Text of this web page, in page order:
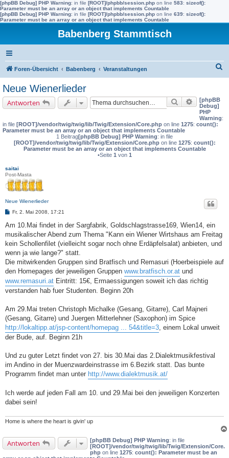
[phpBB Debug] PHP Warning: in file [ROOT]/phpbb/session.php on line 583: sizeof():
Parameter must be an array or an object that implements Countable
[phpBB Debug] PHP Warning: in file [ROOT]/phpbb/session.php on line 639: sizeof():
Parameter must be an array or an object that implements Countable
Babenberg Stammtisch
Foren-Übersicht Babenberg Veranstaltungen
Neue Wienerlieder
Antworten Suche Erweiterte
[phpBB
Debug]
PHP
Warning:
in file [ROOT]/vendor/twig/twig/lib/Twig/Extension/Core.php on line 1275: count():
Parameter must be an array or an object that implements Countable
1 Beitrag[phpBB Debug] PHP Warning: in file
[ROOT]/vendor/twig/twig/lib/Twig/Extension/Core.phpon line 1275: count():
Parameter must be an array or an object that implements Countable
•Seite 1 von 1
saitai
Post-Masta
Neue Wienerlieder
B
i
r
a
Fr, 2. Mai 2008, 17:21
Am 10.Mai findet in der Sargfabrik, Goldschlagstrasse169, Wien14, ein
musikalischer Abend zum Thema "Kann ein Wiener Wirtshaus am Freitag
kein Schollenfilet (vielleicht sogar noch ohne Erdäpfelsalat) anbieten, und
wenn ja wie lange?" statt.
Die mitwirkenden Gruppen sind Bratfisch und Remasuri (Hoerbeispiele auf
den Homepages der jeweiligen Gruppen www.bratfisch.or.at und
www.remasuri.at Eintritt: 15€, Ermaessigungen soweit ich das richtig
verstanden hab fuer Studenten. Beginn 20h
Am 29.Mai treten Christoph Michalke (Gesang, Gitarre), Carl Majneri
(Gesang, Gitarre) und Juergen Mitterlehner (Saxophon) im Spice
http://lokaltipp.at/jsp-content/homepag ... 54&title=3, einem Lokal unweit
der Bude, auf. Beginn 21h
Und zu guter Letzt findet von 27. bis 30.Mai das 2.Dialektmusikfestival
im Andino in der Muenzwardeinstrasse im 6.Bezirk statt. Das bunte
Programm findet man unter http://www.dialektmusik.at/
Ich werde auf jeden Fall am 10. und 29.Mai bei den jeweiligen Konzerten
dabei sein!
Home is where the heart is givin' up
Antworten [phpBB Debug] PHP Warning: in file
[ROOT]/vendor/twig/twig/lib/Twig/Extension/Core.
php on line 1275: count(): Parameter must be an